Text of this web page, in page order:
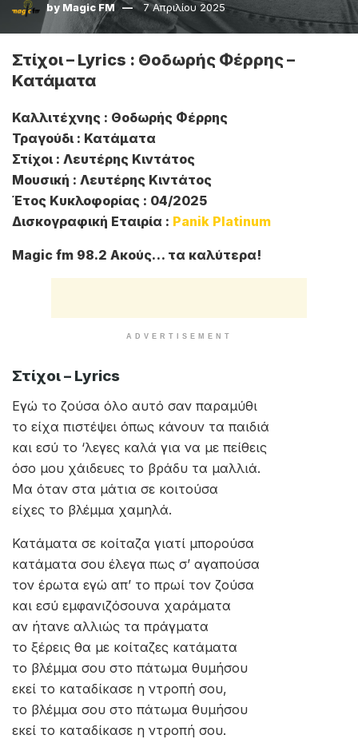
by Magic FM 7 Απριλίου 2025
Στίχοι – Lyrics : Θοδωρής Φέρρης –
Κατάματα
Καλλιτέχνης : Θοδωρής Φέρρης
Τραγούδι : Κατάματα
Στίχοι : Λευτέρης Κιντάτος
Μουσική : Λευτέρης Κιντάτος
Έτος Κυκλοφορίας : 04/2025
Δισκογραφική Εταιρία : Panik Platinum
Magic fm 98.2 Ακούς… τα καλύτερα!
ADVERTISEMENT
Στίχοι – Lyrics
Εγώ το ζούσα όλο αυτό σαν παραμύθι
το είχα πιστέψει όπως κάνουν τα παιδιά
και εσύ το ‘λεγες καλά για να με πείθεις
όσο μου χάιδευες το βράδυ τα μαλλιά.
Μα όταν στα μάτια σε κοιτούσα
είχες το βλέμμα χαμηλά.
Κατάματα σε κοίταζα γιατί μπορούσα
κατάματα σου έλεγα πως σ’ αγαπούσα
τον έρωτα εγώ απ’ το πρωί τον ζούσα
και εσύ εμφανιζόσουνα χαράματα
αν ήτανε αλλιώς τα πράγματα
το ξέρεις θα με κοίταζες κατάματα
το βλέμμα σου στο πάτωμα θυμήσου
εκεί το καταδίκασε η ντροπή σου,
το βλέμμα σου στο πάτωμα θυμήσου
εκεί το καταδίκασε η ντροπή σου.